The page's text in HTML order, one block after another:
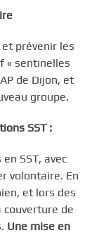
prévenir les
« sentinelles
de Dijon, et
groupe.
SST :
SST, avec
volontaire. En
et lors des
couverture de
Une mise en